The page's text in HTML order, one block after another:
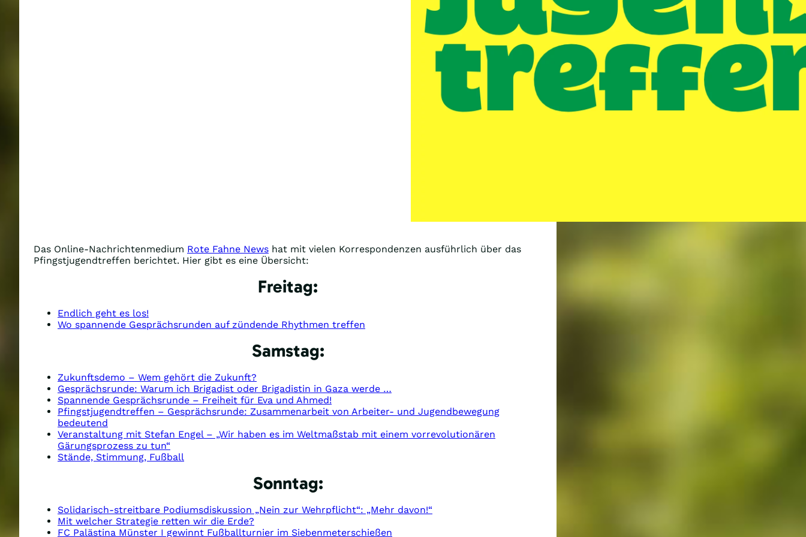
Das Online-Nachrichtenmedium Rote Fahne News hat mit vielen Korrespondenzen ausführlich über das
Pfingstjugendtreffen berichtet. Hier gibt es eine Übersicht:
Freitag:
Endlich geht es los!
Wo spannende Gesprächsrunden auf zündende Rhythmen treffen
Samstag:
Zukunftsdemo – Wem gehört die Zukunft?
Gesprächsrunde: Warum ich Brigadist oder Brigadistin in Gaza werde …
Spannende Gesprächsrunde – Freiheit für Eva und Ahmed!
Pfingstjugendtreffen – Gesprächsrunde: Zusammenarbeit von Arbeiter- und Jugendbewegung
bedeutend
Veranstaltung mit Stefan Engel – „Wir haben es im Weltmaßstab mit einem vorrevolutionären
Gärungsprozess zu tun“
Stände, Stimmung, Fußball
Sonntag:
Solidarisch-streitbare Podiumsdiskussion „Nein zur Wehrpflicht“: „Mehr davon!“
Mit welcher Strategie retten wir die Erde?
FC Palästina Münster I gewinnt Fußballturnier im Siebenmeterschießen
Countdown bis zum Pfingstjugendtreffen!
Wir wünschen allen ein erfolgreiches 22.
Internationales Pfingstjugendtreffen!